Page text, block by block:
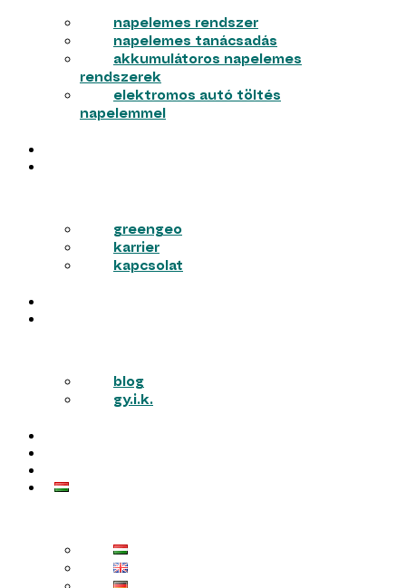
napelemes rendszer
napelemes tanácsadás
akkumulátoros napelemes
rendszerek
elektromos autó töltés
napelemmel
greengeo
karrier
kapcsolat
blog
gy.i.k.